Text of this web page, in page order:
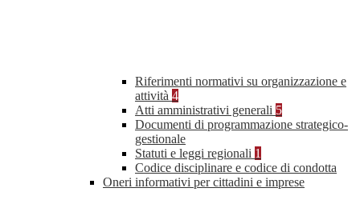
Riferimenti normativi su organizzazione e
attività 4
Atti amministrativi generali 5
Documenti di programmazione strategico-
gestionale
Statuti e leggi regionali 1
Codice disciplinare e codice di condotta
Oneri informativi per cittadini e imprese